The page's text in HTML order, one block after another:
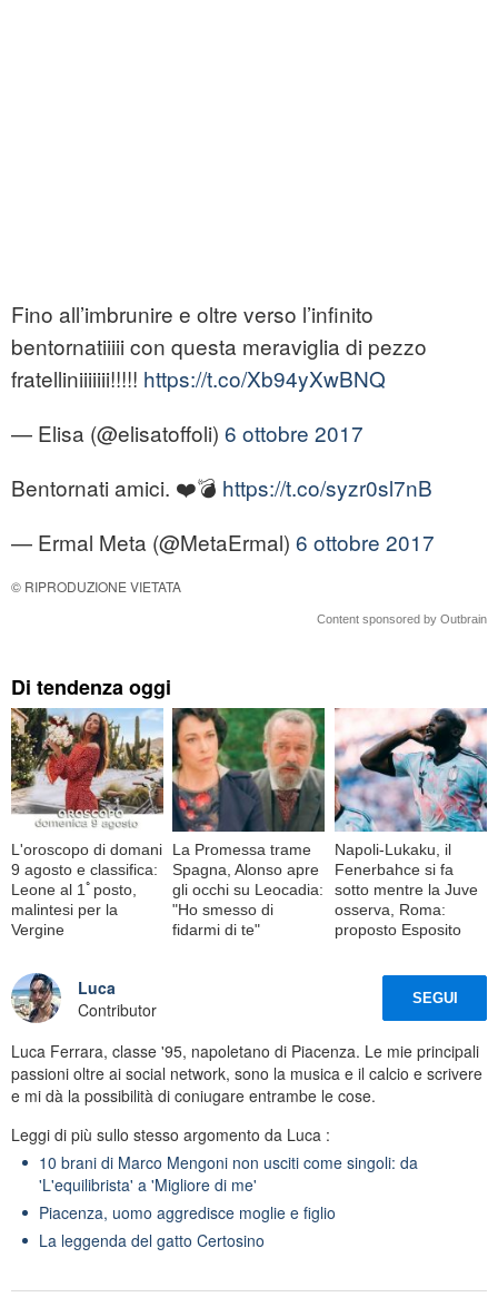
Fino all’imbrunire e oltre verso l’infinito
bentornatiiiii con questa meraviglia di pezzo
fratelliniiiiiii!!!!! https://t.co/Xb94yXwBNQ
— Elisa (@elisatoffoli) 6 ottobre 2017
Bentornati amici. ❤️💣 https://t.co/syzr0sl7nB
— Ermal Meta (@MetaErmal) 6 ottobre 2017
© RIPRODUZIONE VIETATA
Content sponsored by Outbrain
Di tendenza oggi
L'oroscopo di domani
9 agosto e classifica:
Leone al 1ﾟposto,
malintesi per la
Vergine
La Promessa trame
Spagna, Alonso apre
gli occhi su Leocadia:
"Ho smesso di
fidarmi di te"
Napoli-Lukaku, il
Fenerbahce si fa
sotto mentre la Juve
osserva, Roma:
proposto Esposito
Luca
Contributor
SEGUI
Luca Ferrara, classe '95, napoletano di Piacenza. Le mie principali
passioni oltre ai social network, sono la musica e il calcio e scrivere
e mi dà la possibilità di coniugare entrambe le cose.
Leggi di più sullo stesso argomento da Luca :
10 brani di Marco Mengoni non usciti come singoli: da
'L'equilibrista' a 'Migliore di me'
Piacenza, uomo aggredisce moglie e figlio
La leggenda del gatto Certosino